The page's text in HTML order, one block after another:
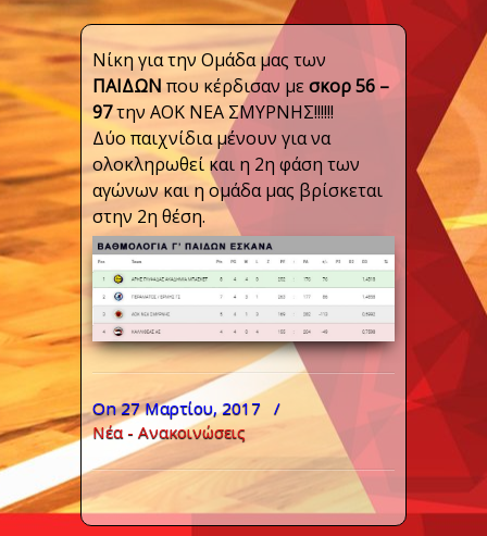
Νίκη για την Ομάδα μας των
ΠΑΙΔΩΝ που κέρδισαν μεσκορ 56 –
97την ΑΟΚ ΝΕΑ ΣΜΥΡΝΗΣ!!!!!!
Δύο παιχνίδια μένουν για να
ολοκληρωθεί και η 2η φάση των
αγώνων και η ομάδα μας βρίσκεται
στην 2η θέση.
On 27 Μαρτίου, 2017 /
Νέα - Ανακοινώσεις